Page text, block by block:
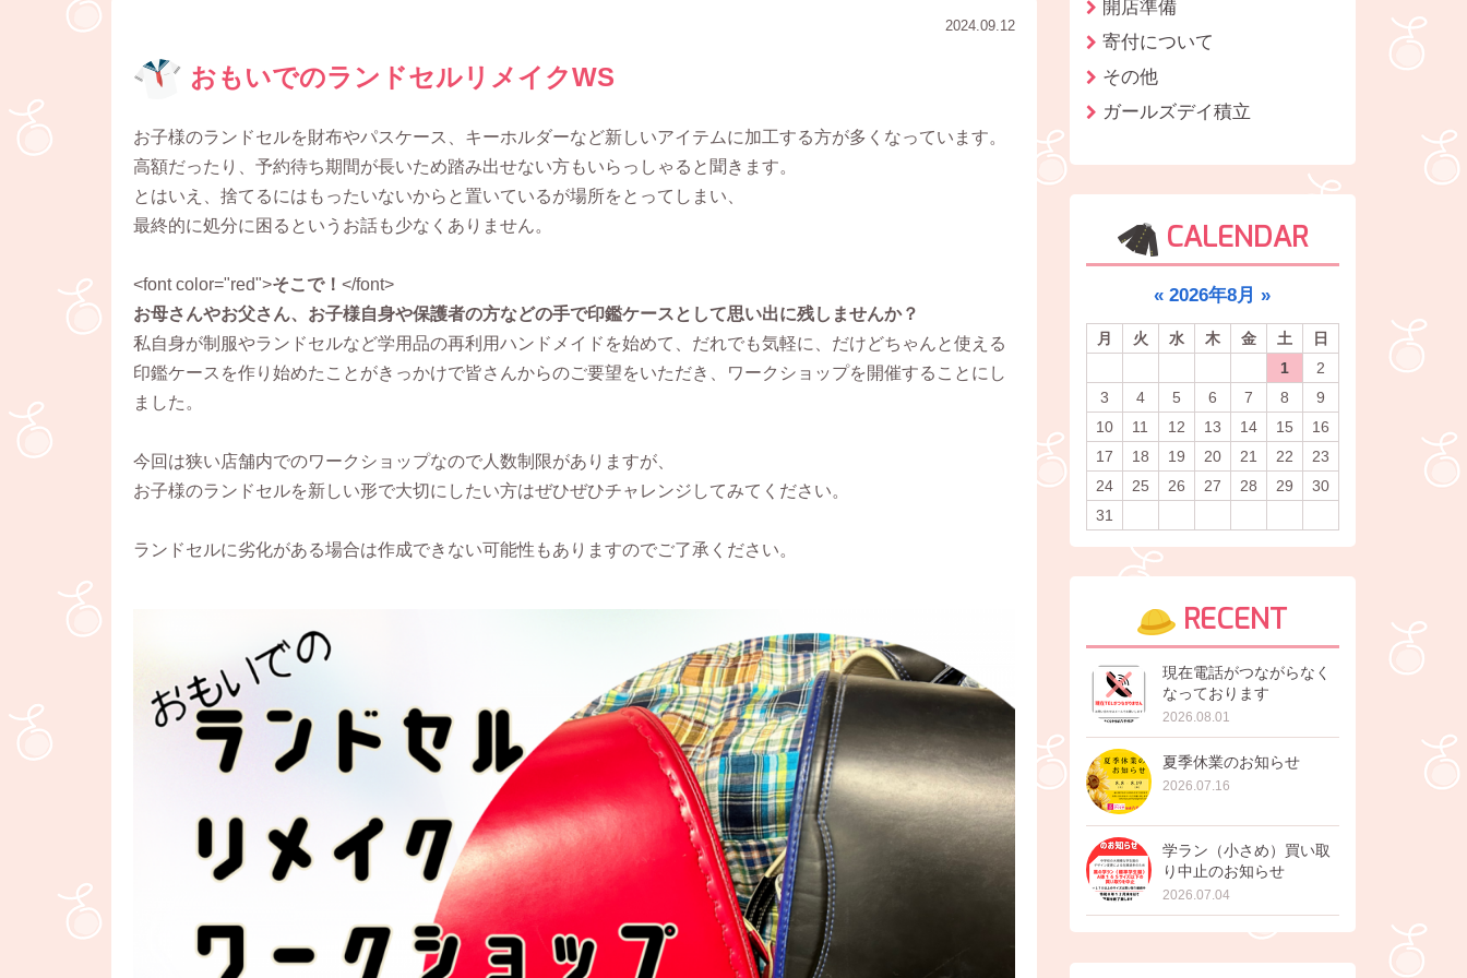
2024.09.12
おもいでのランドセルリメイクWS
お子様のランドセルを財布やパスケース、キーホルダーなど新しいアイテムに加工する方が多くなっています。
高額だったり、予約待ち期間が長いため踏み出せない方もいらっしゃると聞きます。
とはいえ、捨てるにはもったいないからと置いているが場所をとってしまい、
最終的に処分に困るというお話も少なくありません。
<font color="red">そこで！ </font>
お母さんやお父さん、お子様自身や保護者の方などの手で印鑑ケースとして思い出に残しませんか？
私自身が制服やランドセルなど学用品の再利用ハンドメイドを始めて、だれでも気軽に、だけどちゃんと使える
印鑑ケースを作り始めたことがきっかけで皆さんからのご要望をいただき、ワークショップを開催することにし
ました。
今回は狭い店舗内でのワークショップなので人数制限がありますが、
お子様のランドセルを新しい形で大切にしたい方はぜひぜひチャレンジしてみてください。
ランドセルに劣化がある場合は作成できない可能性もありますのでご了承ください。
開店準備
寄付について
その他
ガールズデイ積立
CALENDAR
« 2026年8月 »
月 火 水 木 金 土
日
1
2
3
4 5 6 7 8
9
10
11 12 13 14 15
16
17
18 19 20 21 22
23
24
25 26 27 28 29
30
31
RECENT
現在電話がつながらなく
なっております
2026.08.01
夏季休業のお知らせ
2026.07.16
学ラン（小さめ）買い取
り中止のお知らせ
2026.07.04